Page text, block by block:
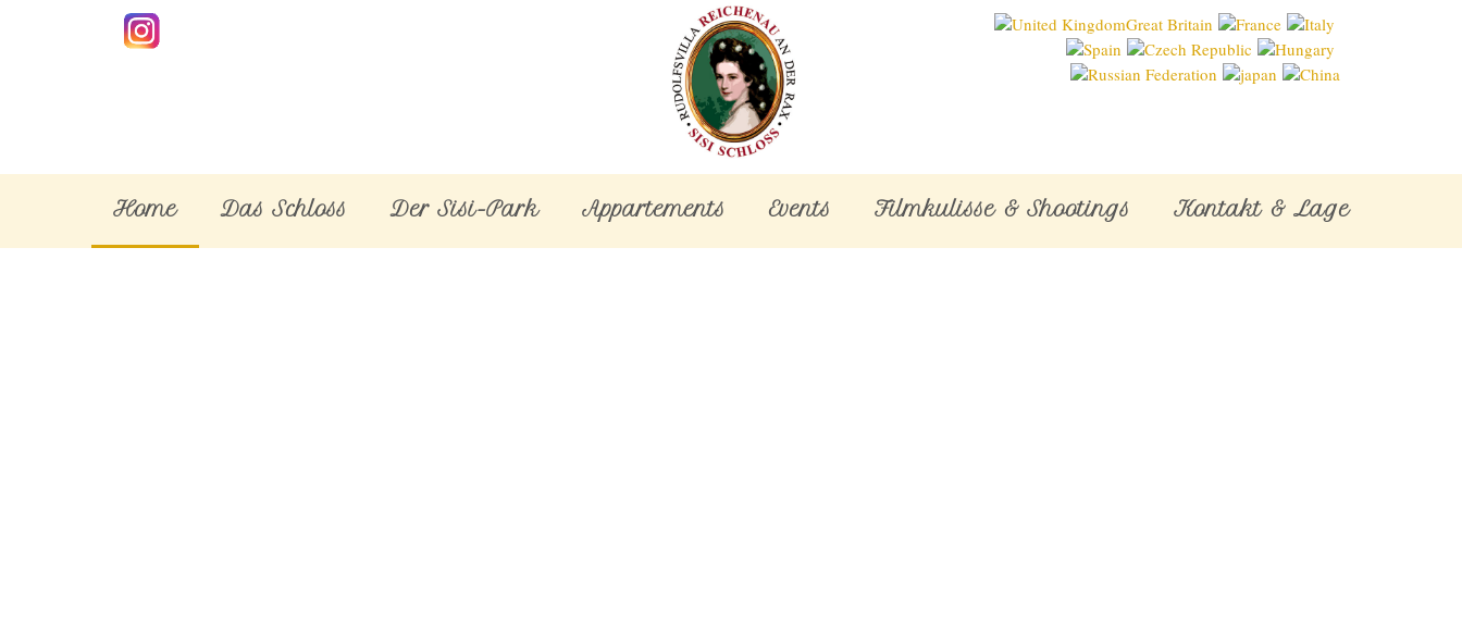
Home Das Schloss Der Sisi-Park Appartements Events Filmkulisse & Shootings Kontakt & Lage